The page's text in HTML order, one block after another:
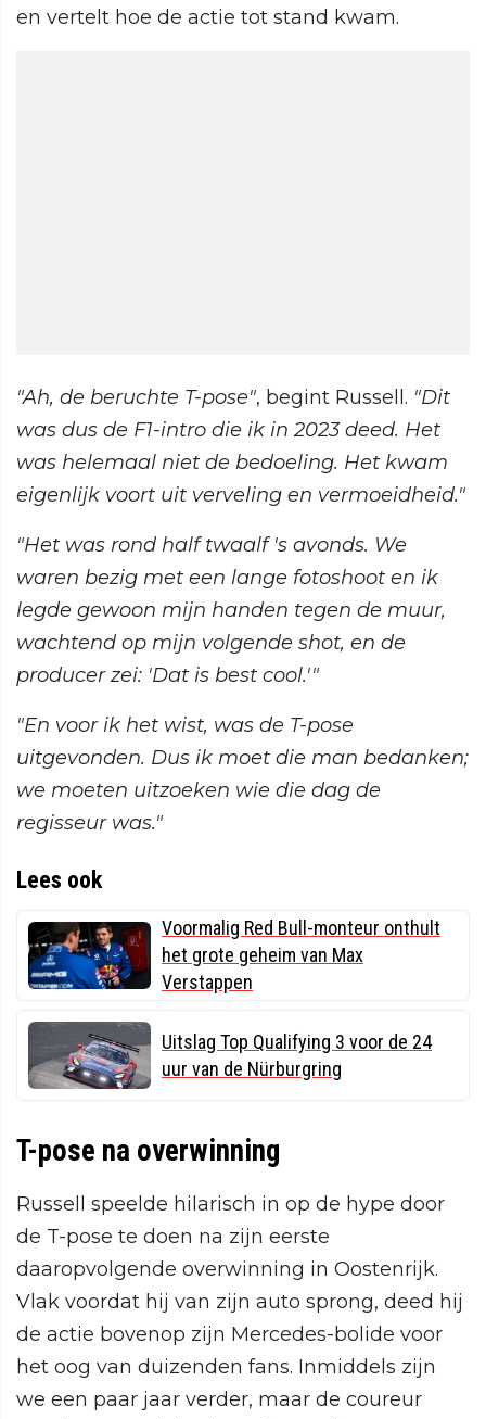
en vertelt hoe de actie tot stand kwam.
"Ah, de beruchte T-pose", begint Russell. "Dit
was dus de F1-intro die ik in 2023 deed. Het
was helemaal niet de bedoeling. Het kwam
eigenlijk voort uit verveling en vermoeidheid."
"Het was rond half twaalf 's avonds. We
waren bezig met een lange fotoshoot en ik
legde gewoon mijn handen tegen de muur,
wachtend op mijn volgende shot, en de
producer zei: 'Dat is best cool.'"
"En voor ik het wist, was de T-pose
uitgevonden. Dus ik moet die man bedanken;
we moeten uitzoeken wie die dag de
regisseur was."
Lees ook
Voormalig Red Bull-monteur onthult
het grote geheim van Max
Verstappen
Uitslag Top Qualifying 3 voor de 24
uur van de Nürburgring
T-pose na overwinning
Russell speelde hilarisch in op de hype door
de T-pose te doen na zijn eerste
daaropvolgende overwinning in Oostenrijk.
Vlak voordat hij van zijn auto sprong, deed hij
de actie bovenop zijn Mercedes-bolide voor
het oog van duizenden fans. Inmiddels zijn
we een paar jaar verder, maar de coureur